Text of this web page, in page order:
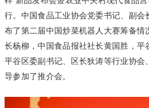
行。中国食品工业协会党委书记、副会
布了第二届中国炒菜机器人大赛筹备情
长杨柳，中国食品报社社长黄国胜，平
平谷区委副书记、区长狄涛等行业协会
导参加了推介会。